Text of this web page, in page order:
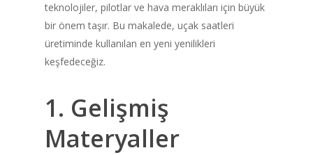
teknolojiler, pilotlar ve hava meraklıları için büyük
bir önem taşır. Bu makalede, uçak saatleri
üretiminde kullanılan en yeni yenilikleri
keşfedeceğiz.
1. Gelişmiş
Materyaller